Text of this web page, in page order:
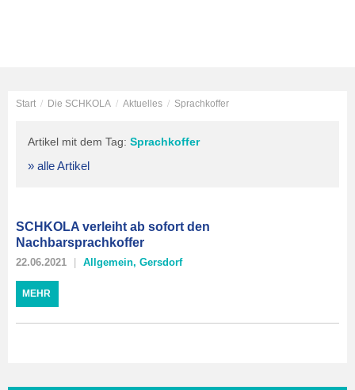
Start / Die SCHKOLA / Aktuelles / Sprachkoffer
Artikel mit dem Tag: Sprachkoffer
» alle Artikel
SCHKOLA verleiht ab sofort den
Nachbarsprachkoffer
22.06.2021 Allgemein, Gersdorf
MEHR